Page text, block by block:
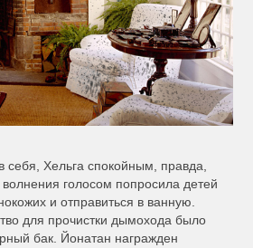
себя, Хельга спокойным, правда,
голосом попросила детей
и отправиться в ванную.
для прочистки дымохода было
бак. Йонатан награжден